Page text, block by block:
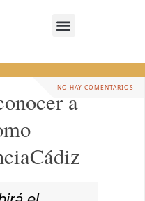
NO HAY COMENTARIOS
a